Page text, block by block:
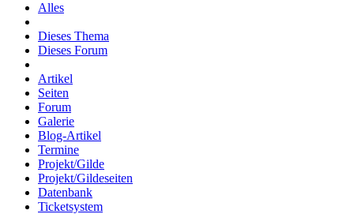
Alles
Dieses Thema
Dieses Forum
Artikel
Seiten
Forum
Galerie
Blog-Artikel
Termine
Projekt/Gilde
Projekt/Gildeseiten
Datenbank
Ticketsystem